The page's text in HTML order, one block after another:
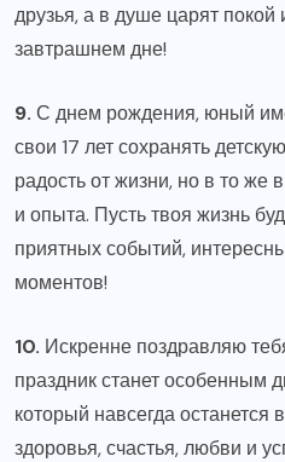
друзья, а в душе царят покой
завтрашнем дне!
9. С днем рождения, юный
свои 17 лет сохранять
радость от жизни, но в то же
и опыта. Пусть твоя жизнь
приятных событий,
моментов!
10. Искренне поздравляю
праздник станет особенным
который навсегда
здоровья, счастья, любви и